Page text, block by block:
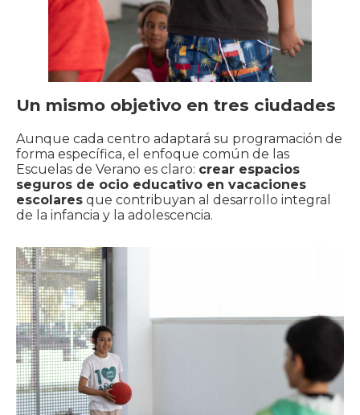
Un mismo objetivo en tres ciudades
Aunque cada centro adaptará su programación de
forma específica, el enfoque común de las
Escuelas de Verano es claro: crear espacios
seguros de ocio educativo en vacaciones
escolares que contribuyan al desarrollo integral
de la infancia y la adolescencia.